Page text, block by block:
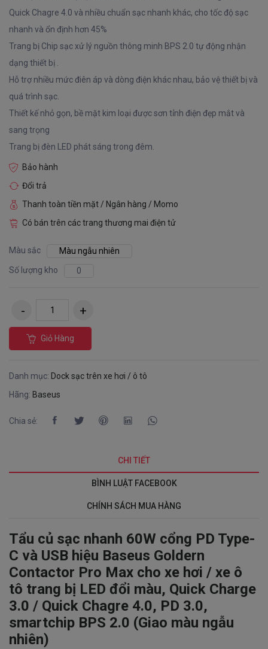
Quick Chagre 4.0 và nhiều chuẩn sạc nhanh khác, cho tốc độ sạc
nhanh và ổn định hơn 45%
Trang bị Chip sạc xử lý nguồn thông minh BPS 2.0 tự động nhận
dạng thiết bị .
Hỗ trợ nhiều mức điên áp và dòng điện khác nhau, bảo vệ thiết bị và
quá trình sạc.
Thiết kế nhỏ gọn, bề mặt kim loại được sơn tỉnh điện đẹp mắt và
sang trọng
Trang bị đèn LED phát sáng trong đêm.
Bảo hành
Đổi trả
Thanh toàn tiền mặt / Ngân hàng / Momo
Có bán trên các trang thương mai điện tử
Màu sắc
Màu ngẫu nhiên
Số lượng kho
0
Giỏ Hàng
Danh mục: Dock sạc trên xe hơi / ô tô
Hãng: Baseus
Chia sẻ:
CHI TIẾT
BÌNH LUẬT FACEBOOK
CHÍNH SÁCH MUA HÀNG
Tẩu củ sạc nhanh 60W cổng PD Type-
C và USB hiệu Baseus Goldern
Contactor Pro Max cho xe hơi / xe ô
tô trang bị LED đổi màu, Quick Charge
3.0 / Quick Chagre 4.0, PD 3.0,
smartchip BPS 2.0 (Giao màu ngẫu
nhiên)